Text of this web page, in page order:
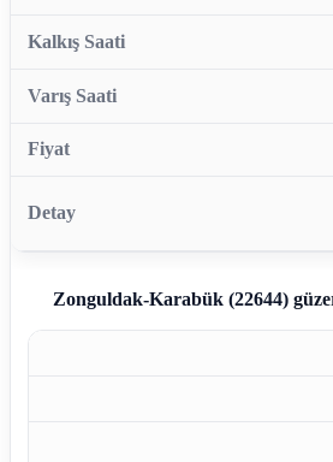
Zonguldak-Karabük (22644)